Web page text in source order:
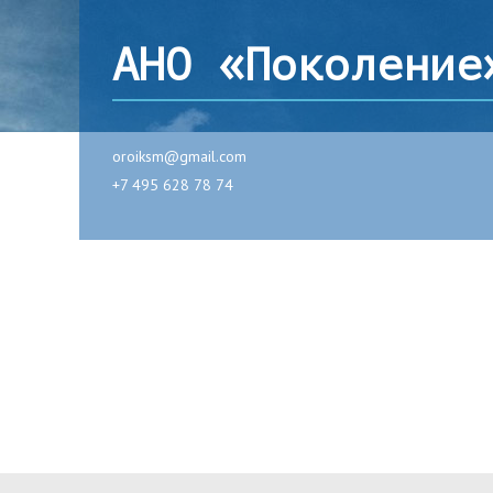
АНО
oroiksm@gmail.com
+7 495 628 78 74